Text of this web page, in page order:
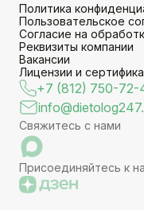
Политика
Пользовательское
Согласие на
Реквизиты компании
Вакансии
Лицензии и
+7 (812) 750-72-
Свяжитесь с нами
Присоединяйтесь к